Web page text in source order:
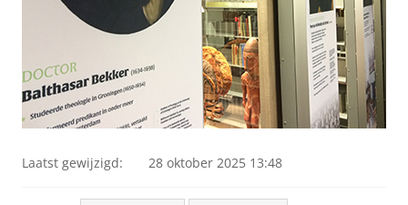
Laatst gewijzigd: 28 oktober 2025 13:48